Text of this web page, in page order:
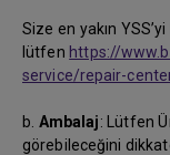
Size en yakın
lütfen https://
service/repair-
b. Ambalaj: Lütfen
görebileceğini